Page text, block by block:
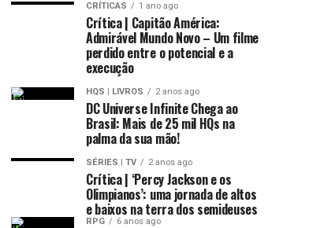
CRÍTICAS 1 ano ago
Crítica | Capitão América:
Admirável Mundo Novo – Um filme
perdido entre o potencial e a
execução
HQS | LIVROS 2 anos ago
DC Universe Infinite Chega ao
Brasil: Mais de 25 mil HQs na
palma da sua mão!
SÉRIES | TV 2 anos ago
Crítica | ‘Percy Jackson e os
Olimpianos’: uma jornada de altos
e baixos na terra dos semideuses
RPG 6 anos ago